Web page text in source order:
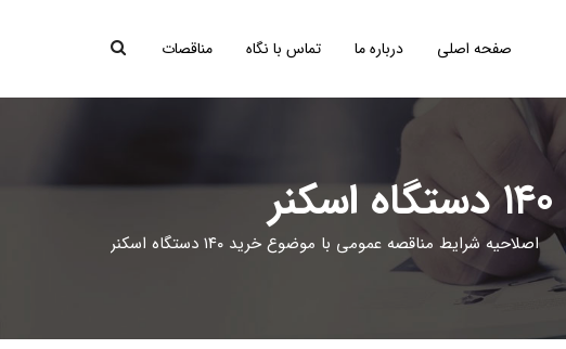
صفحه اصلی درباره ما تماس با نگاه مناقصات
اصلاحیه شرایط مناقصه عمومی با موضوع خرید ۱۴۰ دستگاه اسکنر